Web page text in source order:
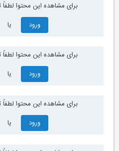
برای مشاهده این محتوا لطفاً
ورود
برای مشاهده این محتوا لطفاً
ورود
برای مشاهده این محتوا لطفاً
ورود